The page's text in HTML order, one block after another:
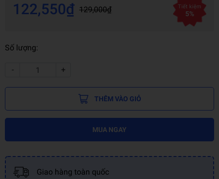
122,550₫ 129,000₫ Tiết kiệm
5%
Số lượng:
- +
THÊM VÀO GIỎ
MUA NGAY
Giao hàng toàn quốc